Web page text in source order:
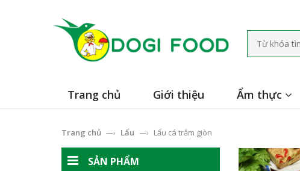
Trang chủ Giới thiệu Ẩm thực
Trang chủ —› Lẩu —› Lẩu cá trắm giòn
SẢN PHẨM